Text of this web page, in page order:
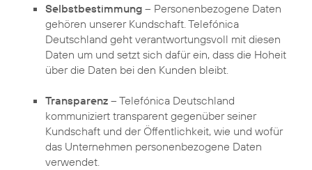
Selbstbestimmung – Personenbezogene Daten
gehören unserer Kundschaft. Telefónica
Deutschland geht verantwortungsvoll mit diesen
Daten um und setzt sich dafür ein, dass die Hoheit
über die Daten bei den Kunden bleibt.
Transparenz – Telefónica Deutschland
kommuniziert transparent gegenüber seiner
Kundschaft und der Öffentlichkeit, wie und wofür
das Unternehmen personenbezogene Daten
verwendet.